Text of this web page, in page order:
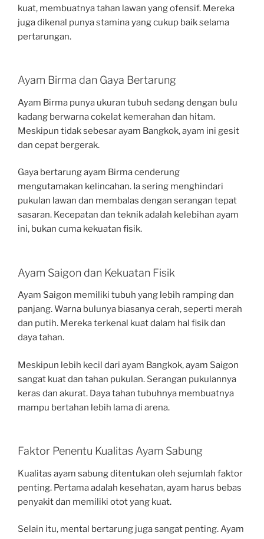
kuat, membuatnya tahan lawan yang ofensif. Mereka
juga dikenal punya stamina yang cukup baik selama
pertarungan.
Ayam Birma dan Gaya Bertarung
Ayam Birma punya ukuran tubuh sedang dengan bulu
kadang berwarna cokelat kemerahan dan hitam.
Meskipun tidak sebesar ayam Bangkok, ayam ini gesit
dan cepat bergerak.
Gaya bertarung ayam Birma cenderung
mengutamakan kelincahan. Ia sering menghindari
pukulan lawan dan membalas dengan serangan tepat
sasaran. Kecepatan dan teknik adalah kelebihan ayam
ini, bukan cuma kekuatan fisik.
Ayam Saigon dan Kekuatan Fisik
Ayam Saigon memiliki tubuh yang lebih ramping dan
panjang. Warna bulunya biasanya cerah, seperti merah
dan putih. Mereka terkenal kuat dalam hal fisik dan
daya tahan.
Meskipun lebih kecil dari ayam Bangkok, ayam Saigon
sangat kuat dan tahan pukulan. Serangan pukulannya
keras dan akurat. Daya tahan tubuhnya membuatnya
mampu bertahan lebih lama di arena.
Faktor Penentu Kualitas Ayam Sabung
Kualitas ayam sabung ditentukan oleh sejumlah faktor
penting. Pertama adalah kesehatan, ayam harus bebas
penyakit dan memiliki otot yang kuat.
Selain itu, mental bertarung juga sangat penting. Ayam